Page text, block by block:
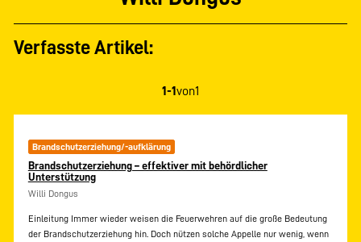
Verfasste Artikel:
1-1von1
Brandschutzerziehung/-aufklärung
Brandschutzerziehung – effektiver mit behördlicher
Unterstützung
Willi Dongus
Einleitung Immer wieder weisen die Feuerwehren auf die große Bedeutung
der Brandschutzerziehung hin. Doch nützen solche Appelle nur wenig, wenn